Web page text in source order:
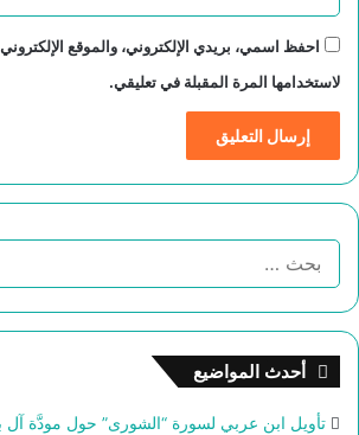
احفظ اسمي، بريدي الإلكتروني، والموقع
لاستخدامها المرة المقبلة في تعليقي.
أحدث المواضيع
تأويل ابن عربي لسورة “الشورى” حول مودَّة آل